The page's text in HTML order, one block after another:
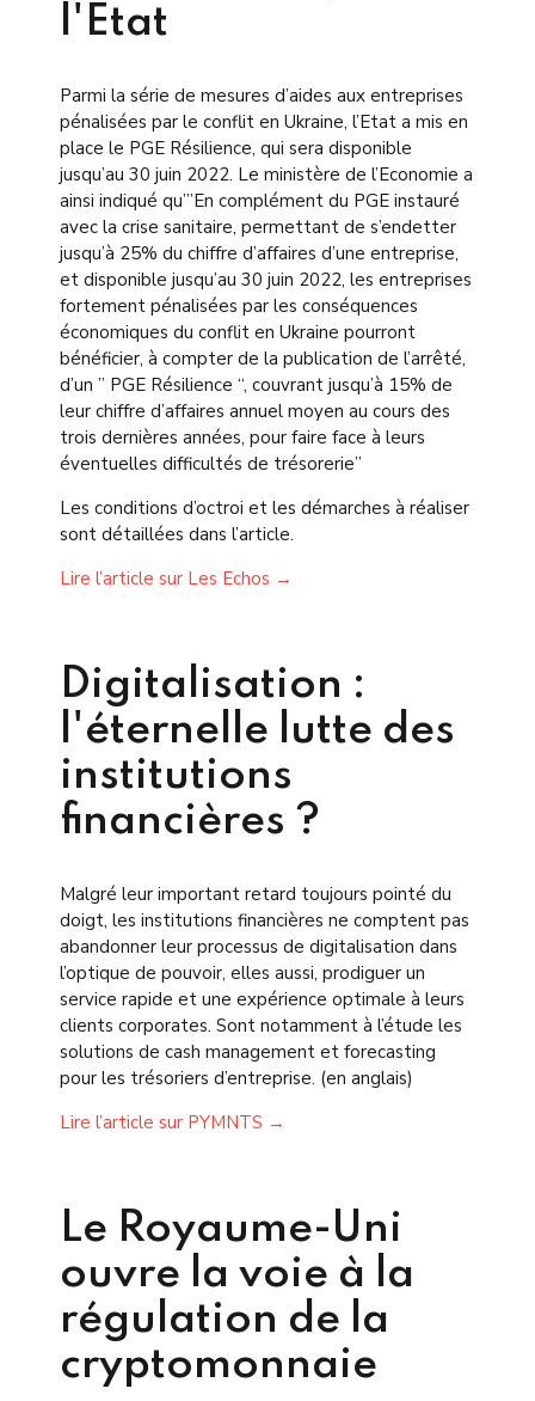
l'Etat
Parmi la série de mesures d’aides aux entreprises
pénalisées par le conflit en Ukraine, l’Etat a mis en
place le PGE Résilience, qui sera disponible
jusqu’au 30 juin 2022. Le ministère de l’Economie a
ainsi indiqué qu’”En complément du PGE instauré
avec la crise sanitaire, permettant de s’endetter
jusqu’à 25% du chiffre d’affaires d’une entreprise,
et disponible jusqu’au 30 juin 2022, les entreprises
fortement pénalisées par les conséquences
économiques du conflit en Ukraine pourront
bénéficier, à compter de la publication de l’arrêté,
d’un ” PGE Résilience “, couvrant jusqu’à 15% de
leur chiffre d’affaires annuel moyen au cours des
trois dernières années, pour faire face à leurs
éventuelles difficultés de trésorerie”
Les conditions d’octroi et les démarches à réaliser
sont détaillées dans l’article.
Lire l’article sur Les Echos →
Digitalisation :
l'éternelle lutte des
institutions
financières ?
Malgré leur important retard toujours pointé du
doigt, les institutions financières ne comptent pas
abandonner leur processus de digitalisation dans
l’optique de pouvoir, elles aussi, prodiguer un
service rapide et une expérience optimale à leurs
clients corporates. Sont notamment à l’étude les
solutions de cash management et forecasting
pour les trésoriers d’entreprise. (en anglais)
Lire l’article sur PYMNTS →
Le Royaume-Uni
ouvre la voie à la
régulation de la
cryptomonnaie